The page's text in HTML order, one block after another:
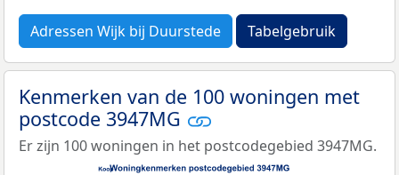
Adressen Wijk bij Duurstede Tabelgebruik
Kenmerken van de 100 woningen met
postcode 3947MG
Er zijn 100 woningen in het postcodegebied 3947MG.